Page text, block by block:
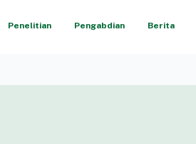
Penelitian Pengabdian Berita